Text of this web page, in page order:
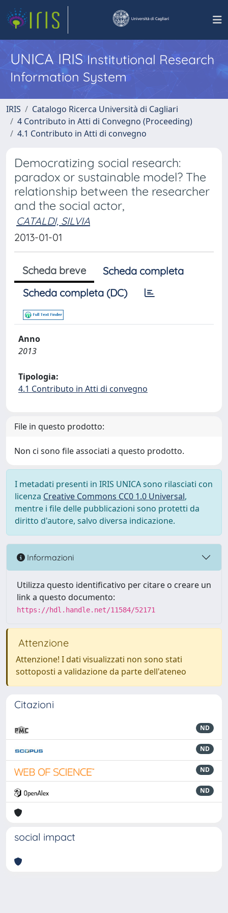
UNICA IRISInstitutional Research
Information System
IRIS
Catalogo Ricerca Università di Cagliari
4 Contributo in Atti di Convegno (Proceeding)
4.1 Contributo in Atti di convegno
Democratizing social research:
paradox or sustainable model? The
relationship between the researcher
and the social actor,
CATALDI, SILVIA
2013-01-01
Scheda breve
Scheda completa
Scheda completa (DC)
Anno
2013
Tipologia:
4.1 Contributo in Atti di convegno
File in questo prodotto:
Non ci sono file associati a questo prodotto.
I metadati presenti in IRIS UNICA sono rilasciati con
licenza Creative Commons CC0 1.0 Universal,
mentre i file delle pubblicazioni sono protetti da
diritto d'autore, salvo diversa indicazione.
Informazioni
Utilizza questo identificativo per citare o creare un
link a questo documento:
https://hdl.handle.net/11584/52171
Attenzione
Attenzione! I dati visualizzati non sono stati
sottoposti a validazione da parte dell'ateneo
Citazioni
ND
ND
ND
ND
social impact